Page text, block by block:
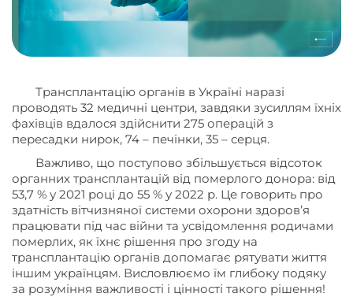
Трансплантацію органів в Україні наразі
проводять 32 медичні центри, завдяки зусиллям їхніх
фахівців вдалося здійснити 275 операцій з
пересадки нирок, 74 – печінки, 35 – серця.
Важливо, що поступово збільшується відсоток
органних трансплантацій від померлого донора: від
53,7 % у 2021 році до 55 % у 2022 р. Це говорить про
здатність вітчизняної системи охорони здоров’я
працювати під час війни та усвідомлення родичами
померлих, як їхнє рішення про згоду на
трансплантацію органів допомагає рятувати життя
іншим українцям. Висловлюємо їм глибоку подяку
за розуміння важливості і цінності такого рішення!